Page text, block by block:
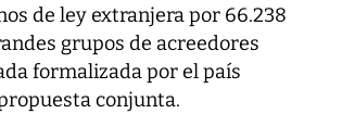
de ley extranjera por 66.238
grupos de acreedores
formalizada por el país
conjunta.